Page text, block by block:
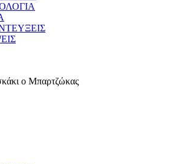
ο Μπαρτζώκας